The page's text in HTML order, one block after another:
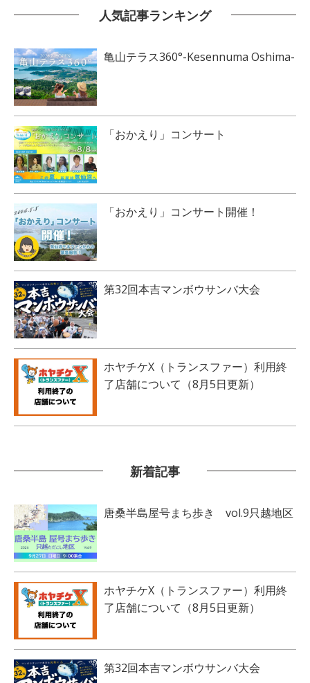
人気記事ランキング
亀山テラス360°-Kesennuma Oshima-
「おかえり」コンサート
「おかえり」コンサート開催！
第32回本吉マンボウサンバ大会
ホヤチケX（トランスファー）利用終
了店舗について（8月5日更新）
新着記事
唐桑半島屋号まち歩き vol.9只越地区
ホヤチケX（トランスファー）利用終
了店舗について（8月5日更新）
第32回本吉マンボウサンバ大会